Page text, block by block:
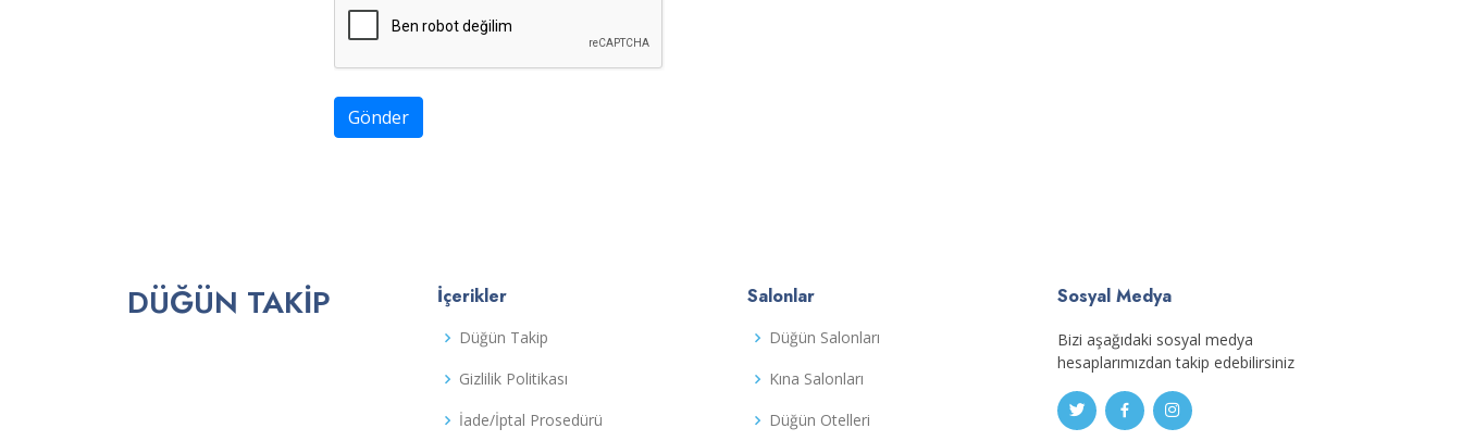
Gönder
DÜĞÜN TAKIP İçerikler
Düğün Takip
Gizlilik Politikası
İade/İptal Prosedürü
Salonlar
Düğün Salonları
Kına Salonları
Düğün Otelleri
Sosyal Medya
Bizi aşağıdaki sosyal medya
hesaplarımızdan takip edebilirsiniz